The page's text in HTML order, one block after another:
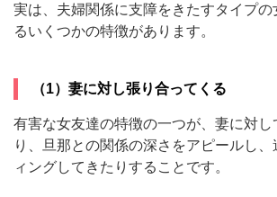
実は、夫婦関係に支障をきたすタイプの
るいくつかの特徴があります。
（1）妻に対し張り合ってくる
有害な女友達の特徴の一つが、妻に対し
り、旦那との関係の深さをアピールし
ィングしてきたりすることです。